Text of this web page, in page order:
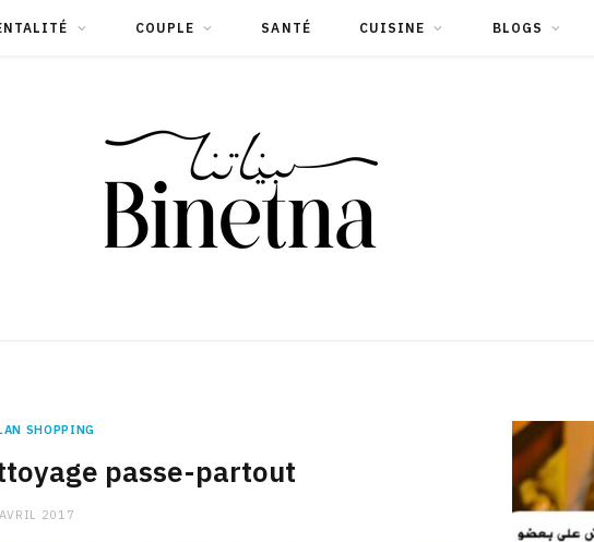
COUPLE SANTÉ CUISINE BLOGS
SHOPPING
passe-partout
2017